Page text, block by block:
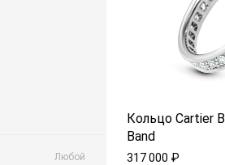
Любой
Кольцо Cartier
Band
317 000 ₽